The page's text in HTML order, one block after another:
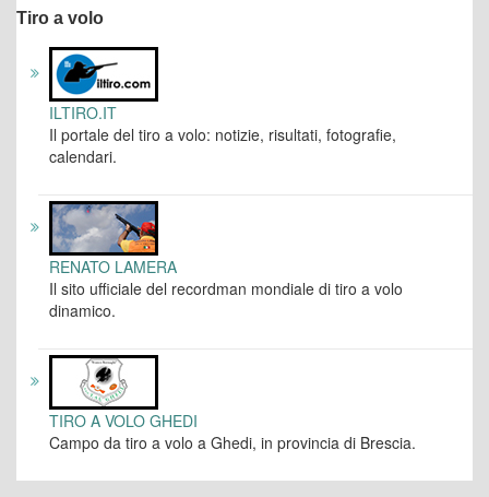
Tiro a volo
ILTIRO.IT
Il portale del tiro a volo: notizie, risultati, fotografie,
calendari.
RENATO LAMERA
Il sito ufficiale del recordman mondiale di tiro a volo
dinamico.
TIRO A VOLO GHEDI
Campo da tiro a volo a Ghedi, in provincia di Brescia.